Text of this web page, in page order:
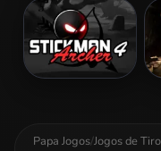
Tower Defense
vs Monsters
Papa Jogos/Jogos de Tiro